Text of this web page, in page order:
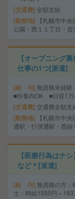
交通費 全額支給
勤務地
【札幌市中
公園・西１１丁目・資
【オープニング
仕事の1つ[派遣]
給 与 無資格未経
■扶養内OK ■日収1万
交通費 交通費全額支
勤務地
【札幌市中
通駅・行啓通駅・西線
【医療行為はナ
など＊[派遣]
給 与 無資格の方：
士：時給1550円～